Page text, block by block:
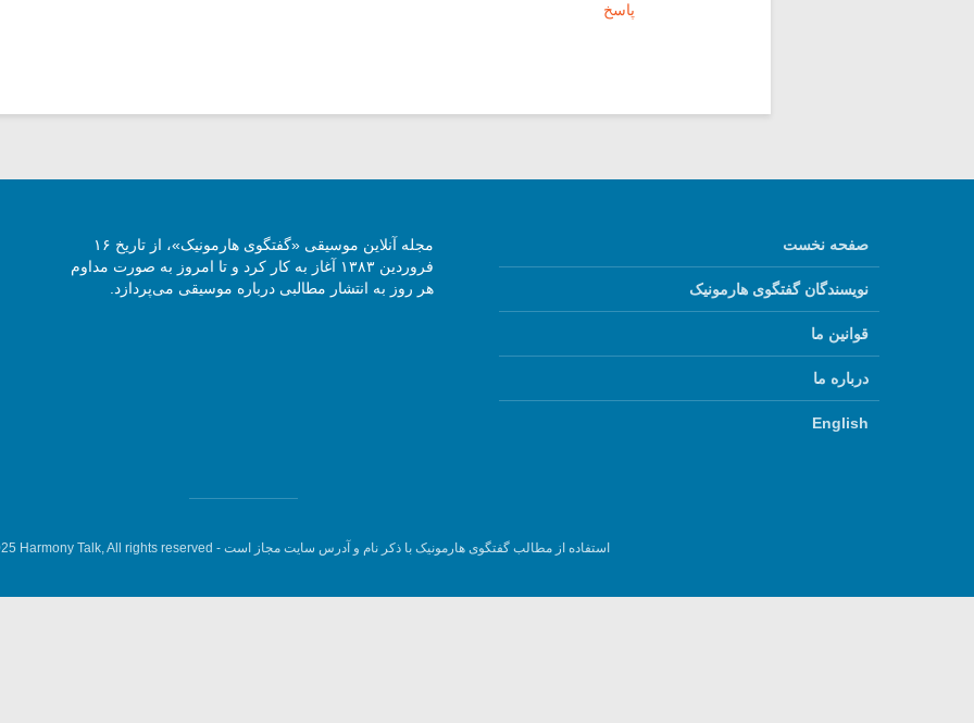
پاسخ
صفحه نخست
نویسندگان گفتگوی هارمونیک
قوانین ما
درباره ما
English
مجله آنلاین موسیقی «گفتگوی هارمونیک»، از تاریخ ۱۶
فروردین ۱۳۸۳ آغاز به کار کرد و تا امروز به صورت مداوم
هر روز به انتشار مطالبی درباره موسیقی می‌پردازد.
استفاده از مطالب گفتگوی هارمونیک با ذکر نام و آدرس سایت مجاز است - Harmony Talk, All rights reserved.